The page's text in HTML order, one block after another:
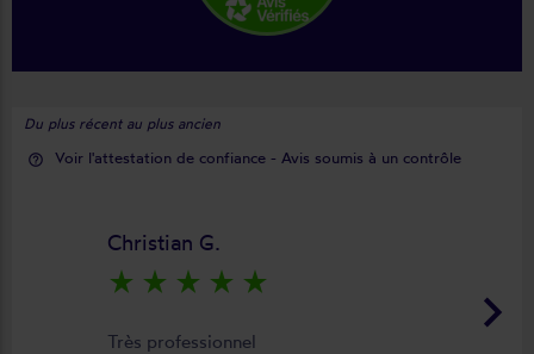
Du plus récent au plus ancien
help_outline Voir l'attestation de confiance - Avis soumis à un contrôle
keyboard_arrow_right
Christian G.
star_rate star_rate star_rate star_rate star_rate
Très professionnel